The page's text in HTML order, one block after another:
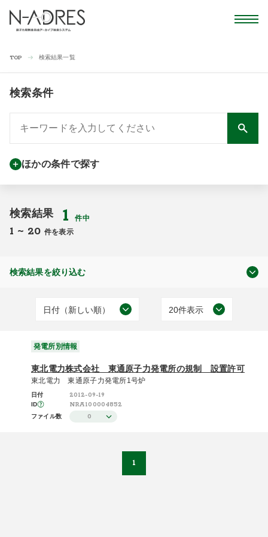
TOP 検索結果一覧
検索条件
ほかの条件で探す
検索結果 1件中
1 ~ 20 件を表示
検索結果を絞り込む
発電所別情報
日付（新しい順）
施設（昇順）
施設（降順）
20件表示
発電所別情報
東北電力株式会社 東通原子力発電所の規制 設置許可
東北電力 東通原子力発電所1号炉
日付 2012-09-19
ID NRA100004852
ファイル数 0
1